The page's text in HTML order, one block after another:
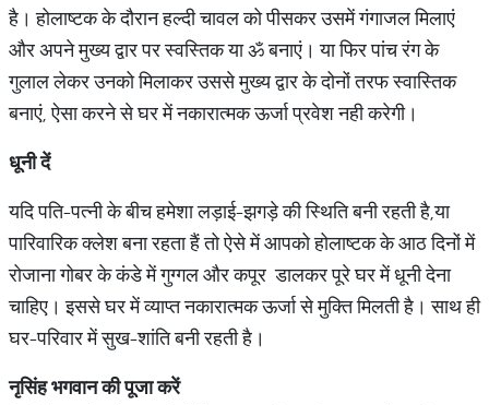
है। होलाष्टक के दौरान हल्दी चावल को पीसकर उसमें गंगाजल मिलाएं
और अपने मुख्य द्वार पर स्वस्तिक या ॐ बनाएं। या फिर पांच रंग के
गुलाल लेकर उनको मिलाकर उससे मुख्य द्वार के दोनों तरफ स्वास्तिक
बनाएं, ऐसा करने से घर में नकारात्मक ऊर्जा प्रवेश नही करेगी।
धूनीदें
यदि पति-पत्नी के बीच हमेशा लड़ाई-झगड़े की स्थिति बनी रहती है,या
पारिवारिक क्लेश बना रहता हैं तो ऐसे में आपको होलाष्टक के आठ दिनों में
रोजाना गोबर के कंडे में गुग्गल और कपूर डालकर पूरे घर में धूनी देना
चाहिए। इससे घर में व्याप्त नकारात्मक ऊर्जा से मुक्ति मिलती है। साथ ही
घर-परिवार में सुख-शांति बनी रहती है।
नृसिंहभगवानकीपूजाकरें